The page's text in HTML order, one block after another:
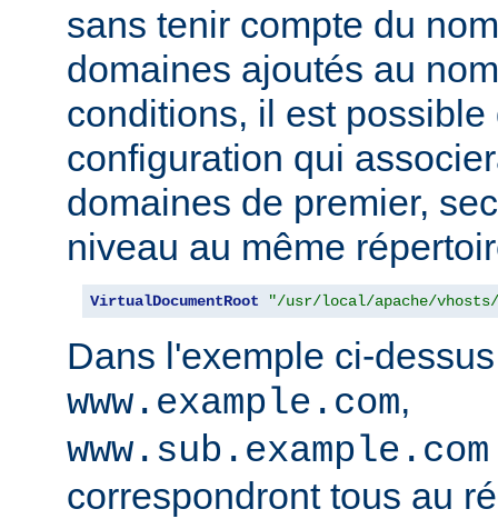
sans tenir compte du
domaines ajoutés au
conditions, il est
configuration qui
domaines de premier,
niveau au même
VirtualDocumentRoot "/usr/local/apache/vhosts/
Dans l'exemple ci-
www.example.com,
www.sub.example.com
correspondront tous au